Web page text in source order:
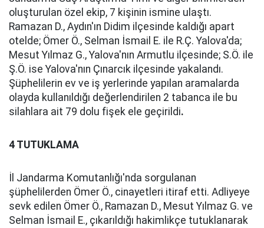
oluşturulan özel ekip, 7 kişinin ismine ulaştı.
Ramazan D., Aydın'ın Didim ilçesinde kaldığı apart
otelde; Ömer Ö., Selman İsmail E. ile R.Ç. Yalova'da;
Mesut Yılmaz G., Yalova'nın Armutlu ilçesinde; S.Ö. ile
Ş.Ö. ise Yalova'nın Çınarcık ilçesinde yakalandı.
Şüphelilerin ev ve iş yerlerinde yapılan aramalarda
olayda kullanıldığı değerlendirilen 2 tabanca ile bu
silahlara ait 79 dolu fişek ele geçirildi.
4 TUTUKLAMA
İl Jandarma Komutanlığı'nda sorgulanan
şüphelilerden Ömer Ö., cinayetleri itiraf etti. Adliyeye
sevk edilen Ömer Ö., Ramazan D., Mesut Yılmaz G. ve
Selman İsmail E., çıkarıldığı hakimlikçe tutuklanarak